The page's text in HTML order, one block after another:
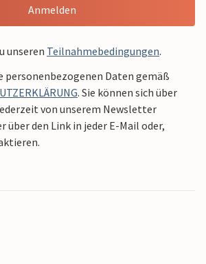
Anmelden
unseren Teilnahmebedingungen.
personenbezogenen Daten gemäß
. Sie können sich über
von unserem Newsletter
über den Link in jeder E-Mail oder,